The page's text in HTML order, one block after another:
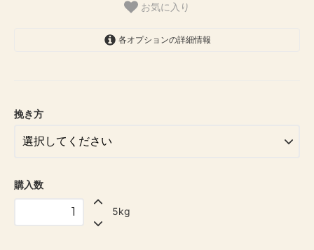
お気に入り
各オプションの詳細情報
挽き方
購入数
5kg